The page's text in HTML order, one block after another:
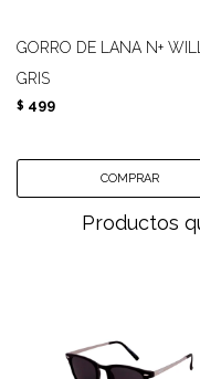
GORRO DE LANA N+ WILL
GRIS
$ 499
Productos